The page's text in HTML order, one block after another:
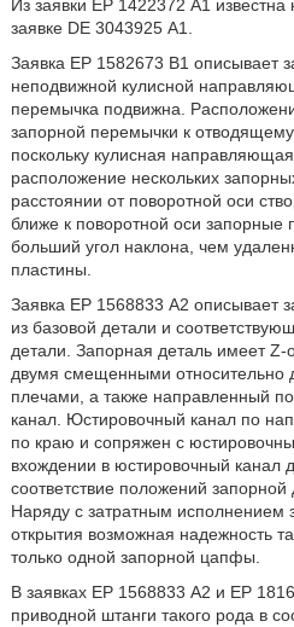
Из заявки ЕР 1422372 А1
заявке DE 3043925 А1.
Заявка ЕР 1582673 В1 описывает
неподвижной кулисной
перемычка подвижна.
запорной перемычки к
поскольку кулисная
расположение нескольких
расстоянии от поворотной оси
ближе к поворотной оси запорные
больший угол наклона, чем
пластины.
Заявка ЕР 1568833 А2 описывает
из базовой детали и
детали. Запорная деталь имеет
двумя смещенными относительно
плечами, а также направленный
канал. Юстировочный канал по
по краю и сопряжен с
вхождении в юстировочный канал
соответствие положений
Наряду с затратным исполнением
открытия возможная надежность
только одной запорной цапфы.
В заявках ЕР 1568833 А2 и ЕР
приводной штанги такого рода в